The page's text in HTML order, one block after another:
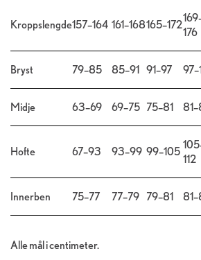
Kroppslengde157–164 161–168165–172
176
Bryst 79–85 85–91 91–97
Midje 63–69 69–75 75–81
Hofte 67–93 93–99 99–105
112
Innerben 75–77 77–79 79–81
Alle mål i centimeter.